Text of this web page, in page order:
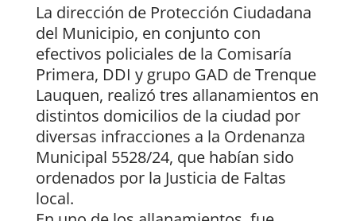
La dirección de Protección Ciudadana
del Municipio, en conjunto con
efectivos policiales de la Comisaría
Primera, DDI y grupo GAD de Trenque
Lauquen, realizó tres allanamientos en
distintos domicilios de la ciudad por
diversas infracciones a la Ordenanza
Municipal 5528/24, que habían sido
ordenados por la Justicia de Faltas
local.